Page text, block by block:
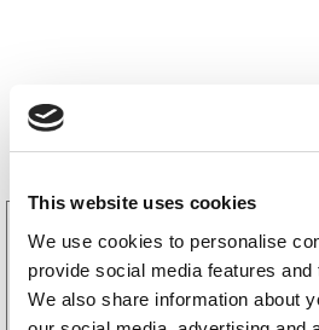
This website uses cookies
We use cookies to personalise
provide social media features
We also share information about
3160052
LGF Skylt Självhäftande
238kr